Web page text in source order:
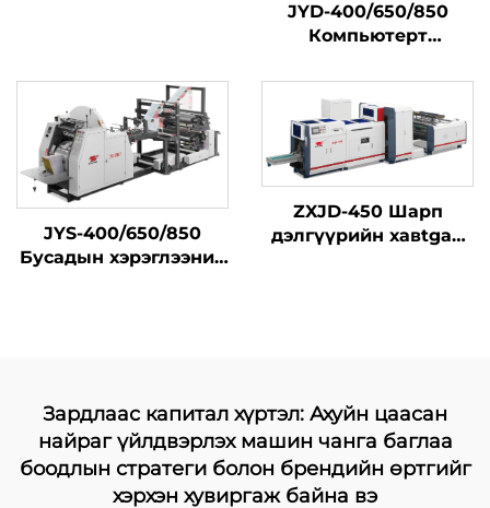
JYD-400/650/850
Компьютерт
хурдан шар бүстэй
цахилгаан сумын
бичиг бана бий
болгох машины
JYS-400/650/850
Бусадын хэрэглээний
ZXJD-450 Шарп
дэлгүүрийн хавtgай
Зардлаас капитал хүртэл: Ахуйн цаасан
найраг үйлдвэрлэх машин чанга баглаа
боодлын стратеги болон брендийн өртгийг
хэрхэн хувиргаж байна вэ